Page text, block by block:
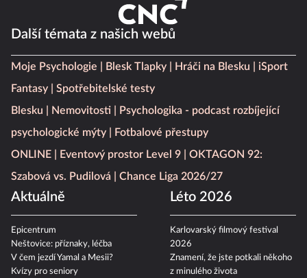
Další témata z našich webů
Moje Psychologie Blesk Tlapky Hráči na Blesku
iSport
Fantasy
Spotřebitelské testy
Blesku
Nemovitosti
Psychologika - podcast rozbíjející
psychologické mýty
Fotbalové přestupy
ONLINE
Eventový prostor Level 9
OKTAGON 92:
Szabová vs. Pudilová
Chance Liga 2026/27
Aktuálně
Epicentrum
Neštovice: příznaky, léčba
V čem jezdí Yamal a Mesii?
Kvízy pro seniory
Léto 2026
Karlovarský filmový festival
2026
Znamení, že jste potkali někoho
z minulého života